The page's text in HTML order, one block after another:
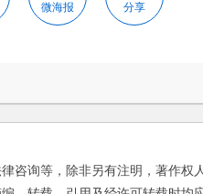
微海报 分享
咨询等，除非另有注明，著作权